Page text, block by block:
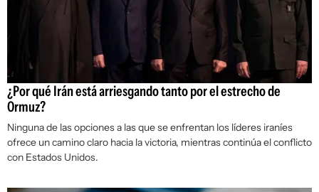
¿Por qué Irán está arriesgando tanto por el estrecho de
Ormuz?
Ninguna de las opciones a las que se enfrentan los líderes iraníes
ofrece un camino claro hacia la victoria, mientras continúa el conflicto
con Estados Unidos.